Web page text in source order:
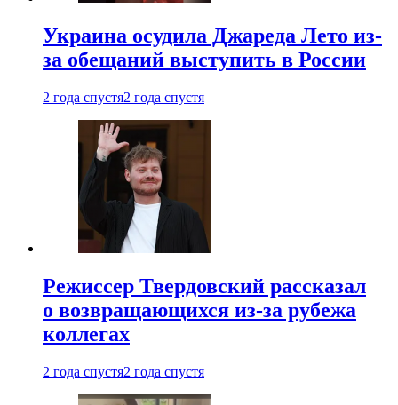
Украина осудила Джареда Лето из-
за обещаний выступить в России
2 года спустя2 года спустя
Режиссер Твердовский рассказал
о возвращающихся из-за рубежа
коллегах
2 года спустя2 года спустя